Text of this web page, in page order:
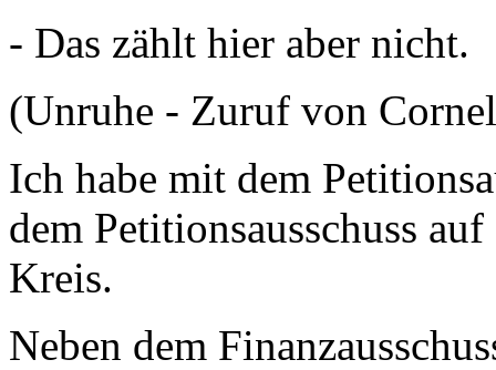
- Das zählt hier aber nicht.
(Unruhe - Zuruf von
Ich habe mit dem
dem Petitionsausschuss
Kreis.
Neben dem